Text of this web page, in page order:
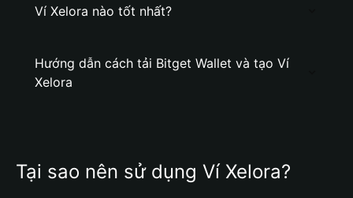
Ví Xelora nào tốt nhất?
Hướng dẫn cách tải Bitget Wallet và tạo Ví
Xelora
Tại sao nên sử dụng Ví Xelora?